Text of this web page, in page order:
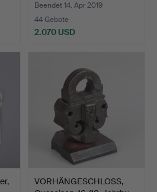
Beendet 14. Apr 2019
44 Gebote
2.070 USD
VORHÄNGESCHLOSS,